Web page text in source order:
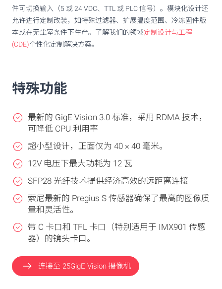
件可切换输入（5 或 24 VDC、TTL 或 PLC 信号）。模块化设计还
允许进行定制改装，如特殊过滤器、扩展温度范围、冷冻固件版
本或在无尘室条件下生产。了解我们的领域定制设计与工程
(CDE)个性化定制解决方案。
特殊功能
最新的 GigE Vision 3.0 标准，采用 RDMA 技术，
可降低 CPU 利用率
超小型设计，正面仅为 40 × 40 毫米。
12V 电压下最大功耗为 12 瓦
SFP28 光纤技术提供经济高效的远距离连接
索尼最新的 Pregius S 传感器确保了最高的图像质
量和灵活性。
带 C 卡口和 TFL 卡口（特别适用于 IMX901 传感
器）的镜头卡口。
连接至 25GigE Vision 摄像机